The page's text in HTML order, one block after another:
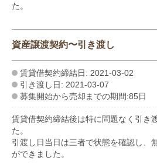
た。
資産譲渡契約〜引き渡し
賃貸借契約締結日: 2021-03-02
引き渡し日: 2021-03-07
募集開始から売却までの期間:85日
賃貸借契約締結後は特に問題なく引き
た。
引渡し日当日は三者で状態を確認し、
ができました。